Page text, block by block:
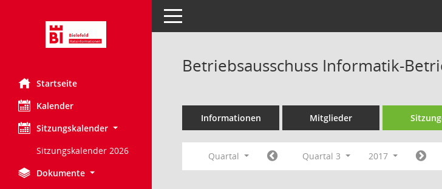
Startseite
Kalender
Sitzungskalender
Sitzungskalender 2026
Dokumente
Toggle navigation
Betriebsausschuss Informatik-
Informationen Mitglieder
Quartal Quartal 3 2017